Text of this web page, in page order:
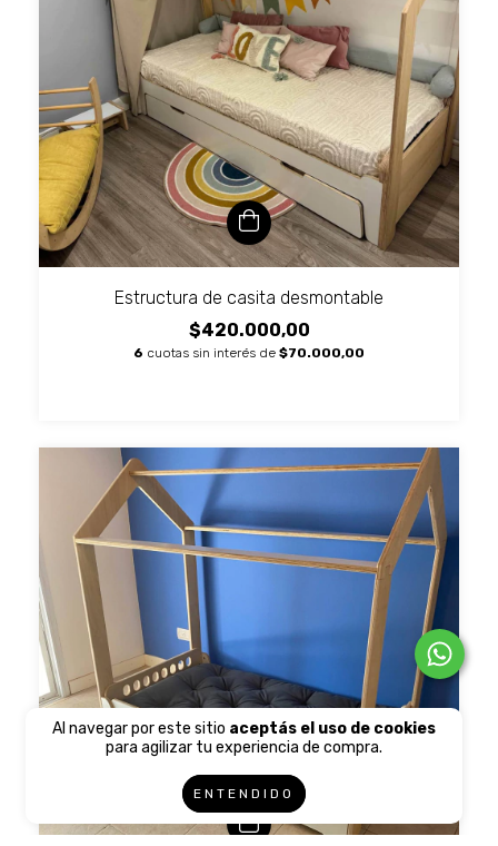
Al navegar por este sitio aceptás el uso de cookies
para agilizar tu experiencia de compra.
ENTENDIDO
Estructura de casita desmontable
$420.000,00
6 cuotas sin interés de $70.000,00